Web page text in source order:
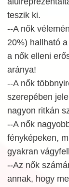
teszik ki.
--A nők
20%) hallható
a nők elleni
aránya!
--A nők
szerepében
nagyon ritkán
--A nők
fényképeken,
gyakran
--Az nők
annak, hogy